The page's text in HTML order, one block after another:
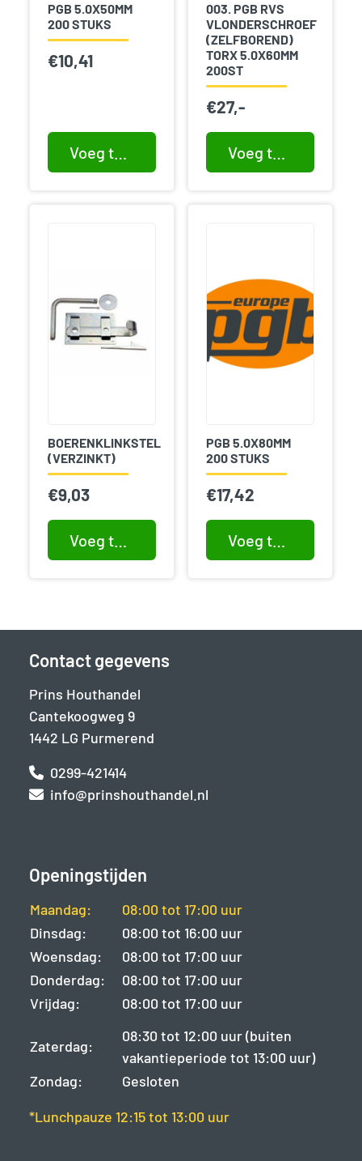
PGB 5.0X50MM
200 STUKS
€10,41
Voeg toe aan winkelwagen
003. PGB RVS
VLONDERSCHROEF
(ZELFBOREND)
TORX 5.0X60MM
200ST
€27,-
Voeg toe aan winkelwagen
BOERENKLINKSTEL
(VERZINKT)
€9,03
Voeg toe aan winkelwagen
PGB 5.0X80MM
200 STUKS
€17,42
Voeg toe aan winkelwagen
Contact gegevens
Prins Houthandel
Cantekoogweg 9
1442 LG Purmerend
0299-421414
info@prinshouthandel.nl
Openingstijden
Maandag:
08:00 tot 17:00 uur
Dinsdag:
08:00 tot 16:00 uur
Woensdag:
08:00 tot 17:00 uur
Donderdag:
08:00 tot 17:00 uur
Vrijdag:
08:00 tot 17:00 uur
Zaterdag:
08:30 tot 12:00 uur (buiten
vakantieperiode tot 13:00 uur)
Zondag:
Gesloten
*Lunchpauze 12:15 tot 13:00 uur